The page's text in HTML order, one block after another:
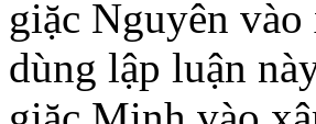
giặc Nguyên
dùng lập luận